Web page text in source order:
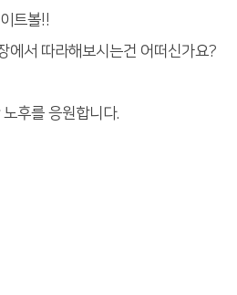
트볼!!
에서 따라해보시는건 어떠신가요?
후를 응원합니다.